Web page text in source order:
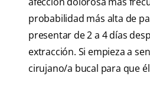
probabilidad más alta de
presentar de 2 a 4 días
extracción. Si empieza a
cirujano/a bucal para que